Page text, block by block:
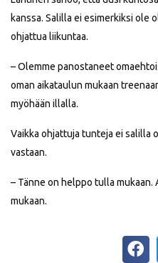
kanssa. Salilla ei esimerkiksi ole
ohjattua liikuntaa.
– Olemme panostaneet
oman aikataulun mukaan
myöhään illalla.
Vaikka ohjattuja tunteja ei salilla
vastaan.
– Tänne on helppo tulla mukaan.
mukaan.